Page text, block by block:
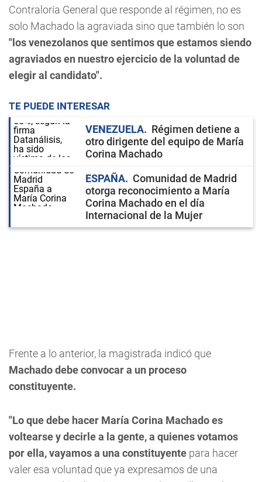
Contraloría General que responde al régimen, no es
solo Machado la agraviada sino que también lo son
"los venezolanos que sentimos que estamos siendo
agraviados en nuestro ejercicio de la voluntad de
elegir al candidato".
TE PUEDE INTERESAR
VENEZUELA
Régimen detiene a
otro dirigente del equipo de María
Corina Machado
ESPAÑA
Comunidad de Madrid
otorga reconocimiento a María
Corina Machado en el día
Internacional de la Mujer
Frente a lo anterior, la magistrada indicó que
Machado debe convocar a un proceso
constituyente.
"Lo que debe hacer María Corina Machado es
voltearse y decirle a la gente, a quienes votamos
por ella, vayamos a una constituyente para hacer
valer esa voluntad que ya expresamos de una